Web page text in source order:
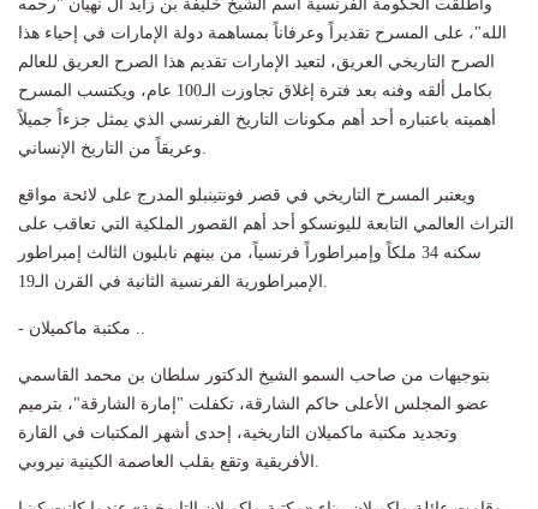
وأطلقت الحكومة الفرنسية اسم الشيخ خليفة بن زايد آل نهيان "رحمه
الله"، على المسرح تقديراً وعرفاناً بمساهمة دولة الإمارات في إحياء هذا
الصرح التاريخي العريق، لتعيد الإمارات تقديم هذا الصرح العريق للعالم
بكامل ألقه وفنه بعد فترة إغلاق تجاوزت الـ100 عام، ويكتسب المسرح
أهميته باعتباره أحد أهم مكونات التاريخ الفرنسي الذي يمثل جزءاً جميلاً
ويعتبر المسرح التاريخي في قصر فونتينبلو المدرج على لائحة مواقع
التراث العالمي التابعة لليونسكو أحد أهم القصور الملكية التي تعاقب على
سكنه 34 ملكاً وإمبراطوراً فرنسياً، من بينهم نابليون الثالث إمبراطور
بتوجيهات من صاحب السمو الشيخ الدكتور سلطان بن محمد القاسمي
عضو المجلس الأعلى حاكم الشارقة، تكفلت "إمارة الشارقة"، بترميم
وتجديد مكتبة ماكميلان التاريخية، إحدى أشهر المكتبات في القارة